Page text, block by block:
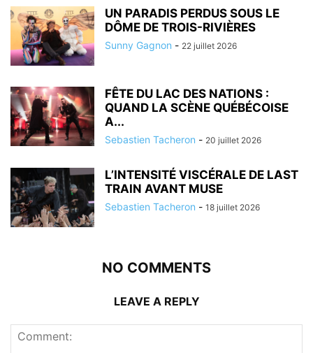
UN PARADIS PERDUS SOUS LE
DÔME DE TROIS-RIVIÈRES
Sunny Gagnon - 22 juillet 2026
FÊTE DU LAC DES NATIONS :
QUAND LA SCÈNE QUÉBÉCOISE
A...
Sebastien Tacheron - 20 juillet 2026
L’INTENSITÉ VISCÉRALE DE LAST
TRAIN AVANT MUSE
Sebastien Tacheron - 18 juillet 2026
NO COMMENTS
LEAVE A REPLY